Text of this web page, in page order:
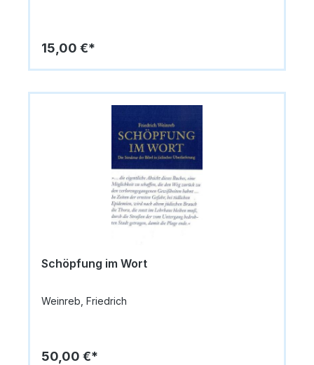
15,00 €*
Schöpfung im Wort
Weinreb, Friedrich
50,00 €*